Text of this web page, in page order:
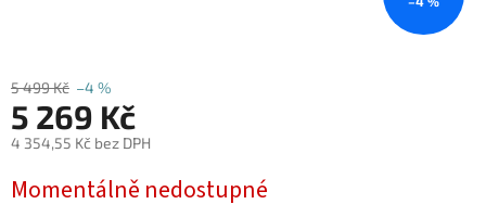
5 499 Kč –4 %
5 269 Kč
4 354,55 Kč bez DPH
cena:
Momentálně nedostupné